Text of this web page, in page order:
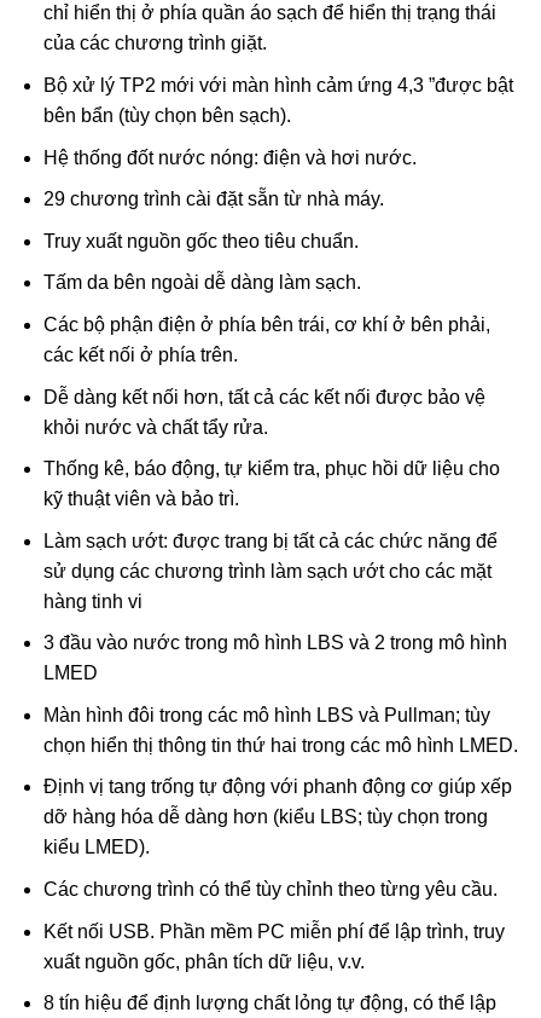
chỉ hiển thị ở phía quần áo sạch để hiển thị trạng thái
của các chương trình giặt.
Bộ xử lý TP2 mới với màn hình cảm ứng 4,3 ”được bật
bên bẩn (tùy chọn bên sạch).
Hệ thống đốt nước nóng: điện và hơi nước.
29 chương trình cài đặt sẵn từ nhà máy.
Truy xuất nguồn gốc theo tiêu chuẩn.
Tấm da bên ngoài dễ dàng làm sạch.
Các bộ phận điện ở phía bên trái, cơ khí ở bên phải,
các kết nối ở phía trên.
Dễ dàng kết nối hơn, tất cả các kết nối được bảo vệ
khỏi nước và chất tẩy rửa.
Thống kê, báo động, tự kiểm tra, phục hồi dữ liệu cho
kỹ thuật viên và bảo trì.
Làm sạch ướt: được trang bị tất cả các chức năng để
sử dụng các chương trình làm sạch ướt cho các mặt
hàng tinh vi
3 đầu vào nước trong mô hình LBS và 2 trong mô hình
LMED
Màn hình đôi trong các mô hình LBS và Pullman; tùy
chọn hiển thị thông tin thứ hai trong các mô hình LMED.
Định vị tang trống tự động với phanh động cơ giúp xếp
dỡ hàng hóa dễ dàng hơn (kiểu LBS; tùy chọn trong
kiểu LMED).
Các chương trình có thể tùy chỉnh theo từng yêu cầu.
Kết nối USB. Phần mềm PC miễn phí để lập trình, truy
xuất nguồn gốc, phân tích dữ liệu, v.v.
8 tín hiệu để định lượng chất lỏng tự động, có thể lập